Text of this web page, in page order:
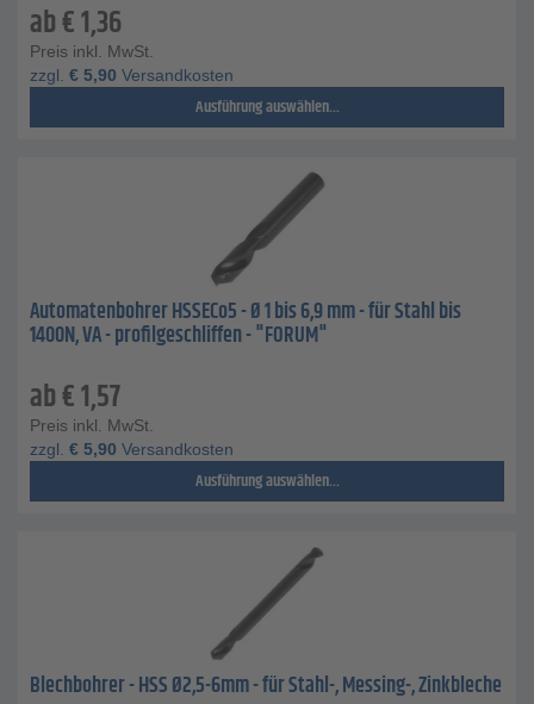
ab€1,36
Preis inkl. MwSt.
zzgl. € 5,90 Versandkosten
Ausführung auswählen...
Automatenbohrer HSSECo5 - Ø 1 bis 6,9 mm - für Stahl bis
1400N, VA - profilgeschliffen - "FORUM"
ab€1,57
Preis inkl. MwSt.
zzgl. € 5,90 Versandkosten
Ausführung auswählen...
Blechbohrer - HSS Ø2,5-6mm - für Stahl-, Messing-, Zinkbleche